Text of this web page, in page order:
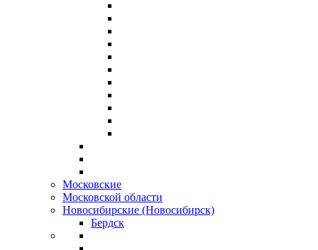
Московские
Московской области
Новосибирские (Новосибирск)
Бердск